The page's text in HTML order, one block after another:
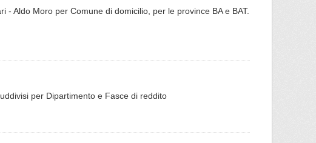
Aldo Moro per Comune di domicilio, per le province BA e BAT.
per Dipartimento e Fasce di reddito